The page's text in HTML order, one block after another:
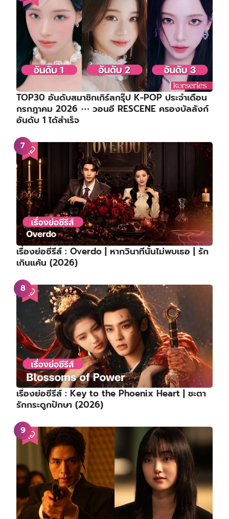
TOP30 อันดับสมาชิกเกิร์ลกรุ๊ป K-POP ประจำเดือน
กรกฎาคม 2026 ⋯ วอนอี RESCENE ครองบัลลังก์
อันดับ 1 ได้สำเร็จ
เรื่องย่อซีรีส์ : Overdo | หากวินาทีนั้นไม่พบเธอ | รัก
เกินแค้น (2026)
เรื่องย่อซีรีส์ : Key to the Phoenix Heart | ชะตา
รักกระดูกปักษา (2026)